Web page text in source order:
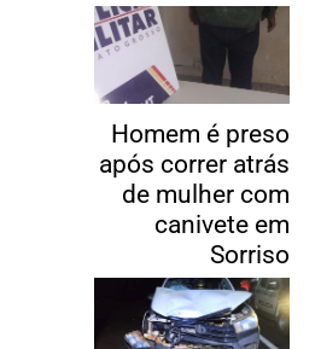
Homem é preso
após correr atrás
de mulher com
canivete em
Sorriso